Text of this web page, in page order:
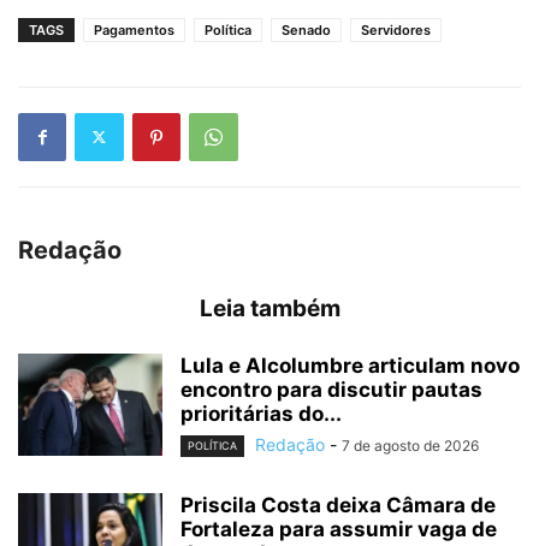
TAGS Pagamentos Política Senado Servidores
Redação
Leia também
Lula e Alcolumbre articulam novo
encontro para discutir pautas
prioritárias do...
POLÍTICA Redação - 7 de agosto de 2026
Priscila Costa deixa Câmara de
Fortaleza para assumir vaga de